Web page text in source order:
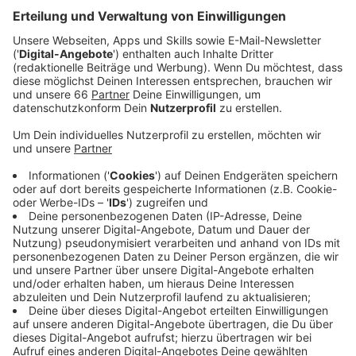
Veröffentlicht: Donnerstag, 11.06.2026 00:00
Anzeige
Auszug aus der neuen Folge seines Podcasts